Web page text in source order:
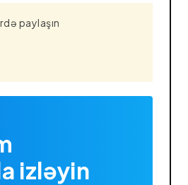
paylaşın
izləyin